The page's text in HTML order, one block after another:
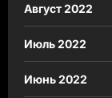
Август 2022
Июль 2022
Июнь 2022